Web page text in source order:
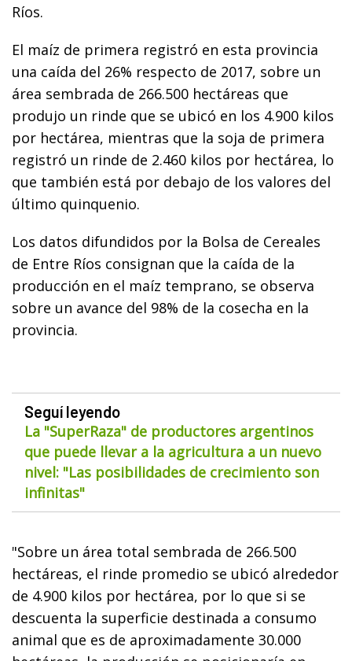
Ríos.
El maíz de primera registró en esta provincia
una caída del 26% respecto de 2017, sobre un
área sembrada de 266.500 hectáreas que
produjo un rinde que se ubicó en los 4.900 kilos
por hectárea, mientras que la soja de primera
registró un rinde de 2.460 kilos por hectárea, lo
que también está por debajo de los valores del
último quinquenio.
Los datos difundidos por la Bolsa de Cereales
de Entre Ríos consignan que la caída de la
producción en el maíz temprano, se observa
sobre un avance del 98% de la cosecha en la
provincia.
Seguí leyendo
La "SuperRaza" de productores argentinos
que puede llevar a la agricultura a un nuevo
nivel: "Las posibilidades de crecimiento son
infinitas"
"Sobre un área total sembrada de 266.500
hectáreas, el rinde promedio se ubicó alrededor
de 4.900 kilos por hectárea, por lo que si se
descuenta la superficie destinada a consumo
animal que es de aproximadamente 30.000